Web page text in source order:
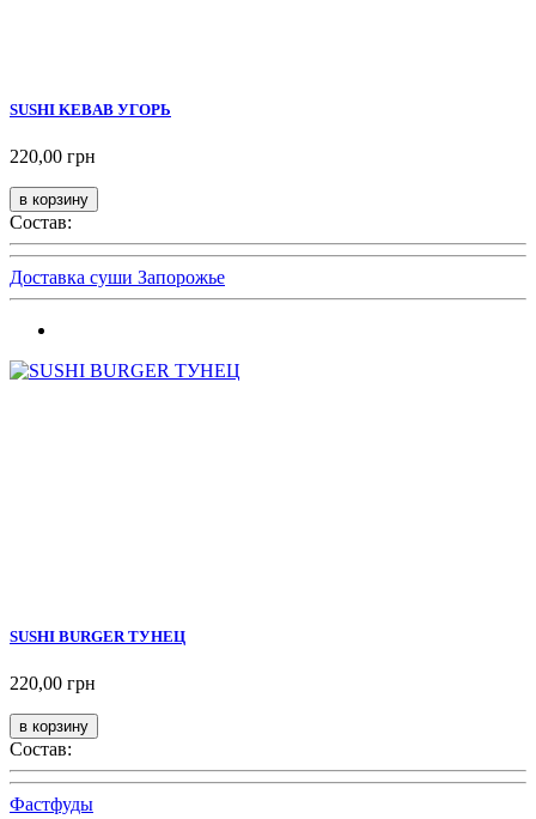
SUSHI KEBAB УГОРЬ
220,00 грн
Состав:
Доставка суши Запорожье
SUSHI BURGER ТУНЕЦ
220,00 грн
Состав:
Фастфуды